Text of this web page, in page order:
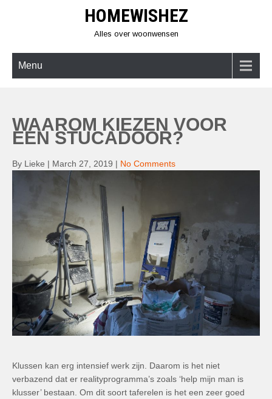
HOMEWISHEZ
Alles over woonwensen
Menu
WAAROM KIEZEN VOOR
EEN STUCADOOR?
By Lieke | March 27, 2019 | No Comments
Klussen kan erg intensief werk zijn. Daarom is het niet
verbazend dat er realityprogramma’s zoals ‘help mijn man is
klusser’ bestaan. Om dit soort taferelen is het een zeer goed